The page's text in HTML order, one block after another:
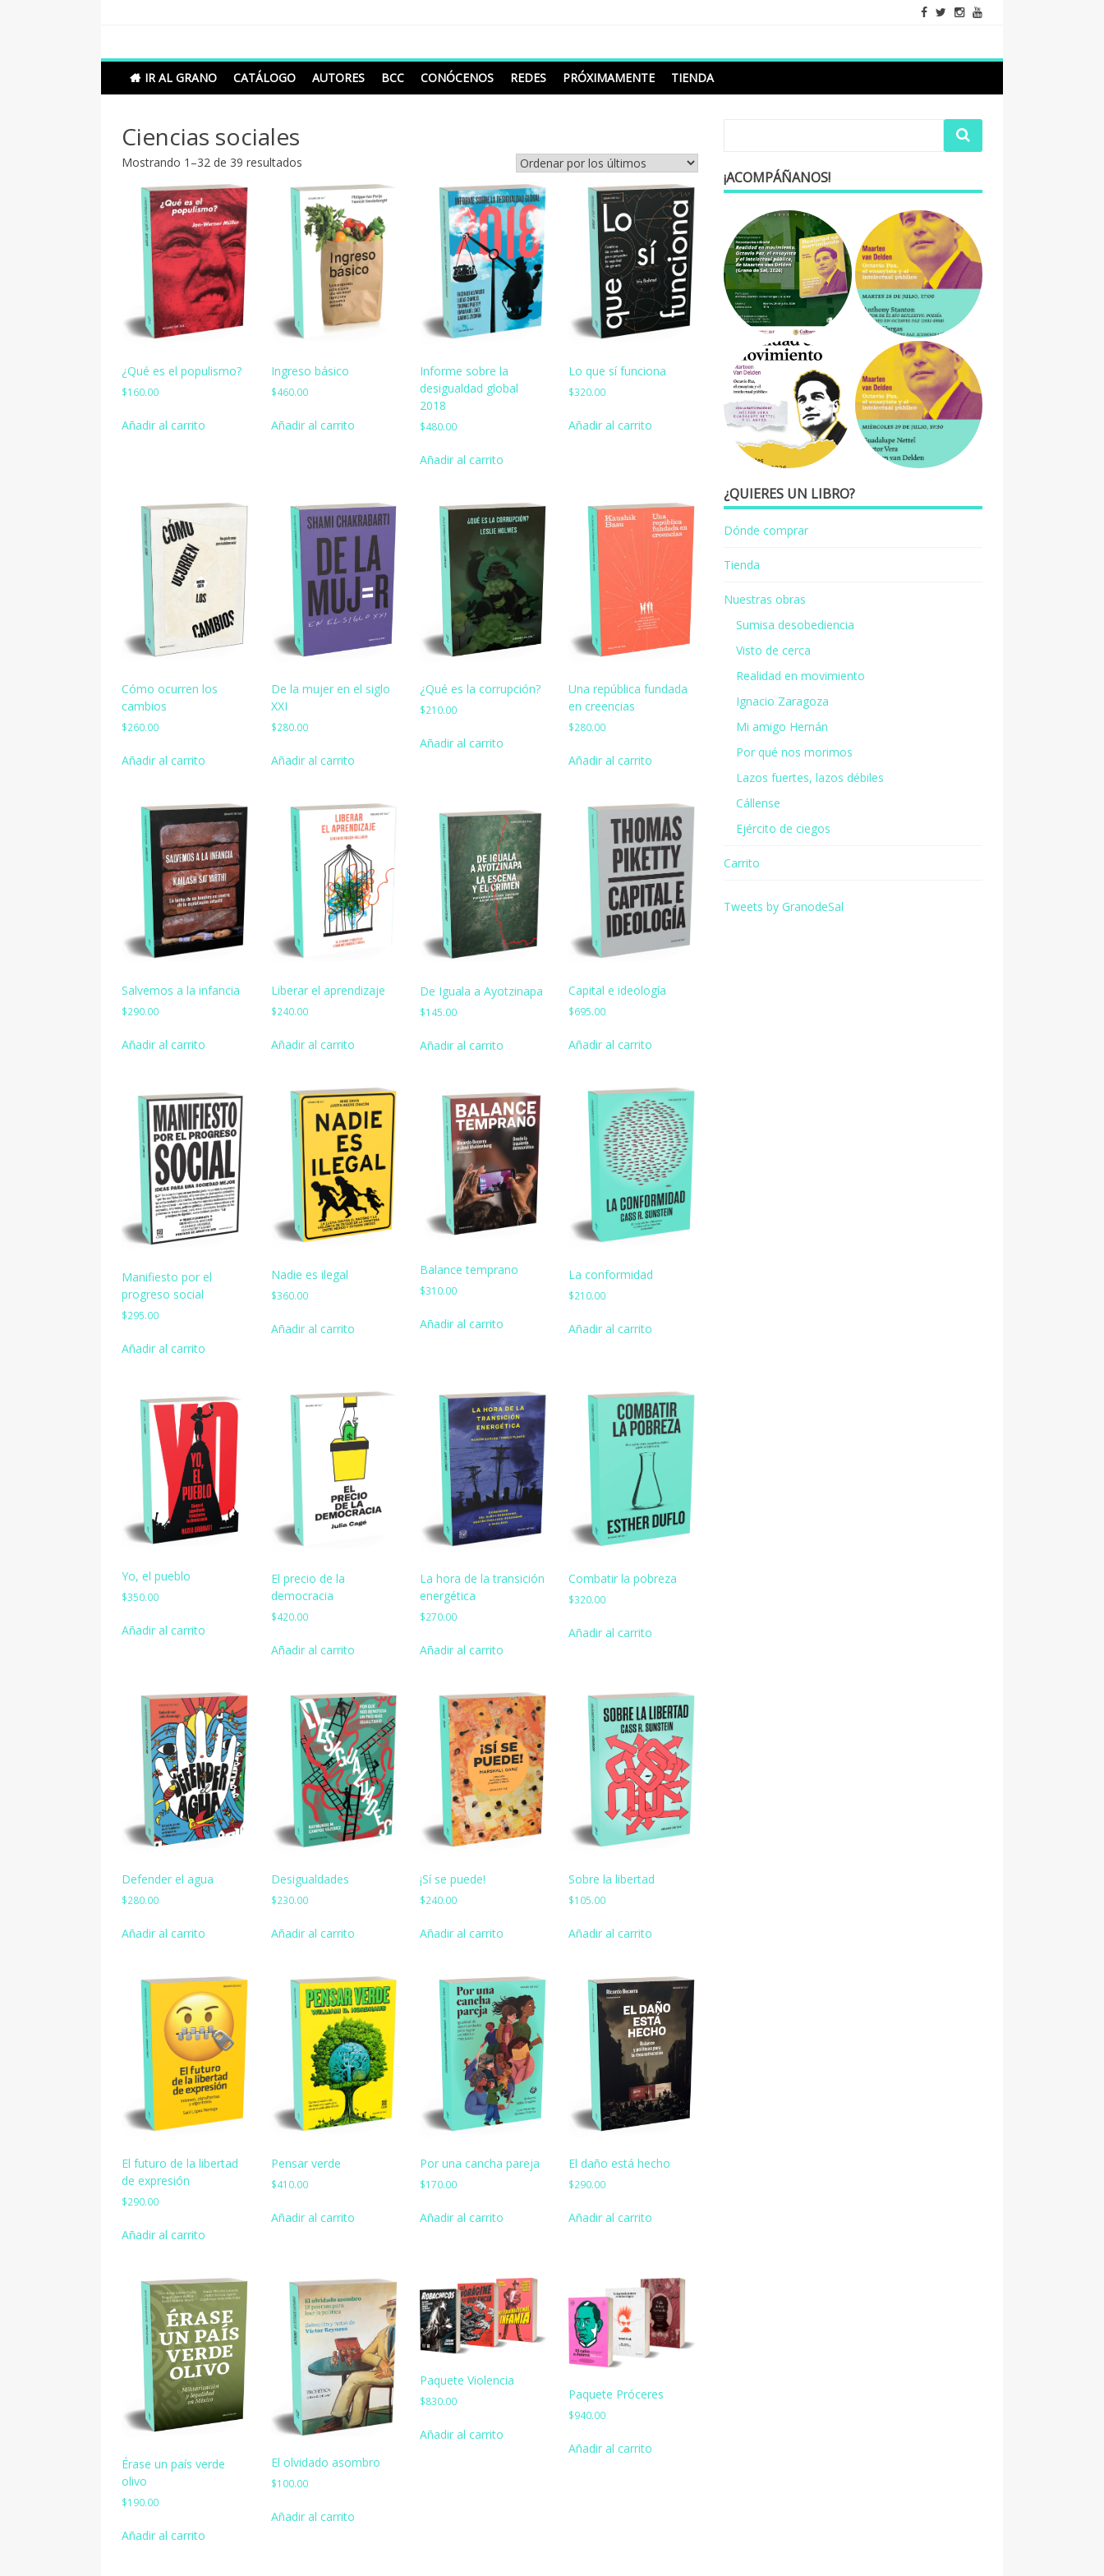
Grano de Sal
Libros para mantener viva la duda razonable
IR AL GRANO
CATÁLOGO AUTORES BCC CONÓCENOS REDES PRÓXIMAMENTE TIENDA
Ciencias sociales
Mostrando 1–32 de 39 resultados
los
últimos
¿Qué es el populismo?
$160.00
Añadir al carrito
Ingreso básico
$460.00
Añadir al carrito
Informe sobre la
desigualdad global
2018
$480.00
Añadir al carrito
Lo que sí funciona
$320.00
Añadir al carrito
Cómo ocurren los
cambios
$260.00
Añadir al carrito
De la mujer en el siglo
XXI
$280.00
Añadir al carrito
¿Qué es la corrupción?
$210.00
Añadir al carrito
Una república fundada
en creencias
$280.00
Añadir al carrito
Salvemos a la infancia
$290.00
Añadir al carrito
Liberar el aprendizaje
$240.00
Añadir al carrito
De Iguala a Ayotzinapa
$145.00
Añadir al carrito
Capital e ideología
$695.00
Añadir al carrito
Manifiesto por el
progreso social
$295.00
Añadir al carrito
Nadie es ilegal
$360.00
Añadir al carrito
Balance temprano
$310.00
Añadir al carrito
La conformidad
$210.00
Añadir al carrito
Yo, el pueblo
$350.00
Añadir al carrito
El precio de la
democracia
$420.00
Añadir al carrito
La hora de la transición
energética
$270.00
Añadir al carrito
Combatir la pobreza
$320.00
Añadir al carrito
Defender el agua
$280.00
Añadir al carrito
Desigualdades
$230.00
Añadir al carrito
¡Sí se puede!
$240.00
Añadir al carrito
Sobre la libertad
$105.00
Añadir al carrito
El futuro de la libertad
de expresión
$290.00
Añadir al carrito
Pensar verde
$410.00
Añadir al carrito
Por una cancha pareja
$170.00
Añadir al carrito
El daño está hecho
$290.00
Añadir al carrito
Érase un país verde
olivo
$190.00
Añadir al carrito
El olvidado asombro
$100.00
Añadir al carrito
Paquete Violencia
$830.00
Añadir al carrito
Paquete Próceres
$940.00
Añadir al carrito
¡ACOMPÁÑANOS!
¿QUIERES UN LIBRO?
Dónde comprar
Tienda
Nuestras obras
Sumisa desobediencia
Visto de cerca
Realidad en movimiento
Ignacio Zaragoza
Mi amigo Hernán
Por qué nos morimos
Lazos fuertes, lazos débiles
Cállense
Ejército de ciegos
Carrito
Tweets by GranodeSal